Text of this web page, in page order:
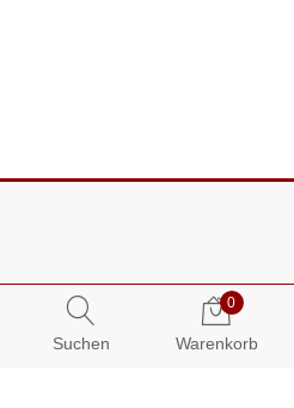
Suchen
0
Warenkorb